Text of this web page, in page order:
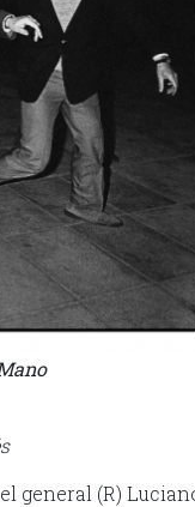
general (R)